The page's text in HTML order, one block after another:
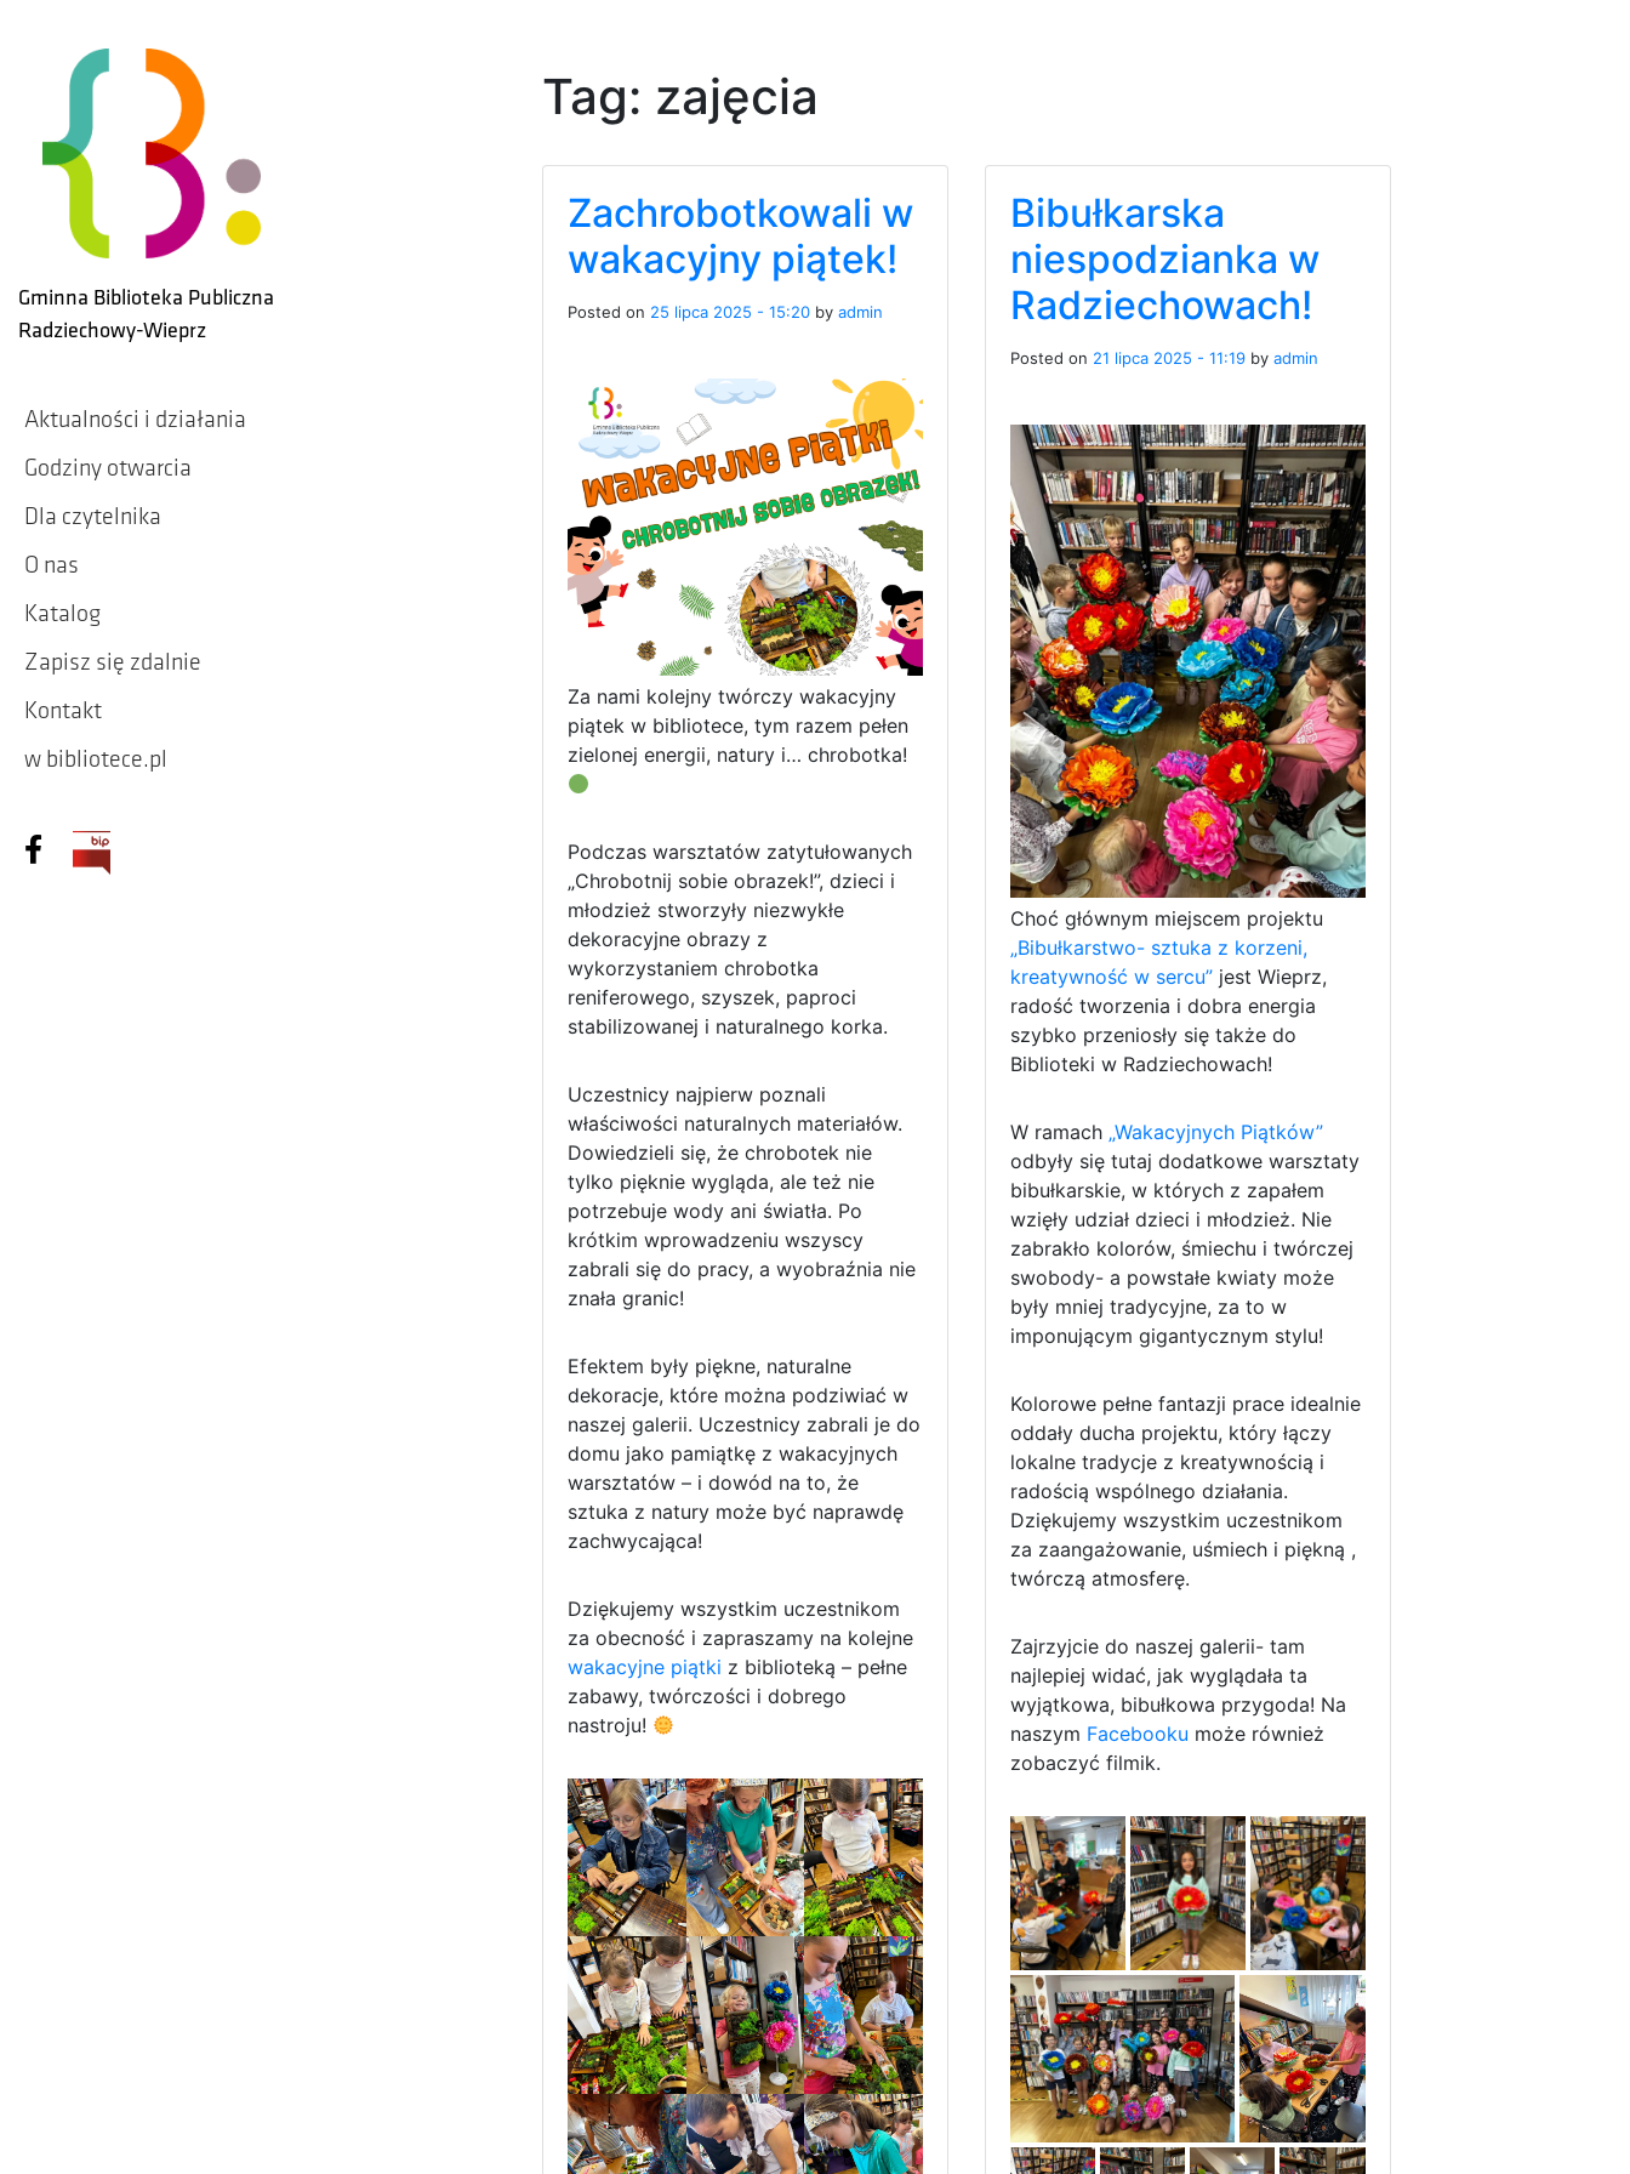
Gminna Biblioteka Publiczna
Radziechowy-Wieprz
Aktualności i działania
Godziny otwarcia
Dla czytelnika
O nas
Katalog
Zapisz się zdalnie
Kontakt
w bibliotece.pl
Tag: zajęcia
Zachrobotkowali w
wakacyjny piątek!
Posted on 25 lipca 2025 - 15:20 byadmin
Za nami kolejny twórczy wakacyjny
piątek w bibliotece, tym razem pełen
zielonej energii, natury i… chrobotka!
Podczas warsztatów zatytułowanych
„Chrobotnij sobie obrazek!”, dzieci i
młodzież stworzyły niezwykłe
dekoracyjne obrazy z
wykorzystaniem chrobotka
reniferowego, szyszek, paproci
stabilizowanej i naturalnego korka.
Uczestnicy najpierw poznali
właściwości naturalnych materiałów.
Dowiedzieli się, że chrobotek nie
tylko pięknie wygląda, ale też nie
potrzebuje wody ani światła. Po
krótkim wprowadzeniu wszyscy
zabrali się do pracy, a wyobraźnia nie
znała granic!
Efektem były piękne, naturalne
dekoracje, które można podziwiać w
naszej galerii. Uczestnicy zabrali je do
domu jako pamiątkę z wakacyjnych
warsztatów – i dowód na to, że
sztuka z natury może być naprawdę
zachwycająca!
Dziękujemy wszystkim uczestnikom
za obecność i zapraszamy na kolejne
wakacyjne piątki z biblioteką – pełne
zabawy, twórczości i dobrego
nastroju!
Bibułkarska
niespodzianka w
Radziechowach!
Posted on 21 lipca 2025 - 11:19 by admin
Choć głównym miejscem projektu
„Bibułkarstwo- sztuka z korzeni,
kreatywność w sercu” jest Wieprz,
radość tworzenia i dobra energia
szybko przeniosły się także do
Biblioteki w Radziechowach!
W ramach „Wakacyjnych Piątków”
odbyły się tutaj dodatkowe warsztaty
bibułkarskie, w których z zapałem
wzięły udział dzieci i młodzież. Nie
zabrakło kolorów, śmiechu i twórczej
swobody- a powstałe kwiaty może
były mniej tradycyjne, za to w
imponującym gigantycznym stylu!
Kolorowe pełne fantazji prace idealnie
oddały ducha projektu, który łączy
lokalne tradycje z kreatywnością i
radością wspólnego działania.
Dziękujemy wszystkim uczestnikom
za zaangażowanie, uśmiech i piękną ,
twórczą atmosferę.
Zajrzyjcie do naszej galerii- tam
najlepiej widać, jak wyglądała ta
wyjątkowa, bibułkowa przygoda! Na
naszym Facebooku może również
zobaczyć filmik.